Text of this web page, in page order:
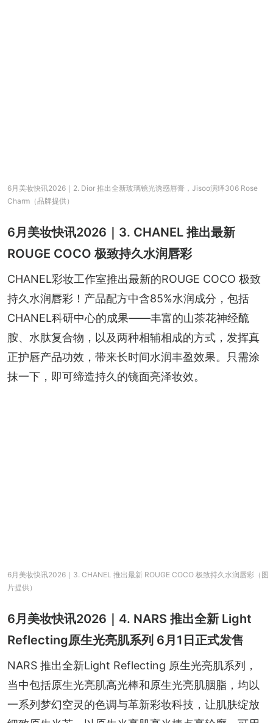
6月美妆快讯2026｜2. Dior 推出全新玻璃镜光诱惑唇膏，Jisoo演绎306 Rose
Charm（品牌提供）
6月美妆快讯2026｜3. CHANEL 推出最新
ROUGE COCO 极致持久水润唇彩
CHANEL彩妆工作室推出最新的ROUGE COCO 极致
持久水润唇彩！产品配方中含85%水润成分，包括
CHANEL科研中心的成果——丰富的山茶花神经酼
胺、水肽复合物，以及两种相辅相成的方式，发挥真
正护唇产品功效，带来长时间水润丰盈效果。只需涂
抹一下，即可缔造持久的镜面亮泽妆效。
6月美妆快讯2026｜3. CHANEL 推出最新 ROUGE COCO 极致持久水润唇彩（图
片提供）
6月美妆快讯2026｜4. NARS 推出全新 Light
Reflecting原生光亮肌系列 6月1日正式发售
NARS 推出全新Light Reflecting 原生光亮肌系列，
当中包括原生光亮肌高光棒和原生光亮肌胭脂，均以
一系列梦幻空灵的色调与革新彩妆科技，让肌肤绽放